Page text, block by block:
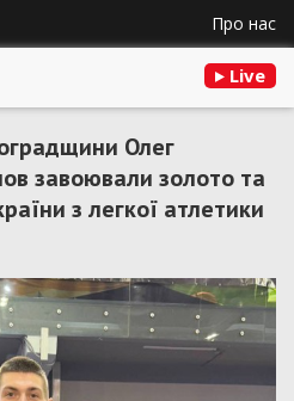
Про нас
Live
Олег
завоювали золото та
з легкої атлетики